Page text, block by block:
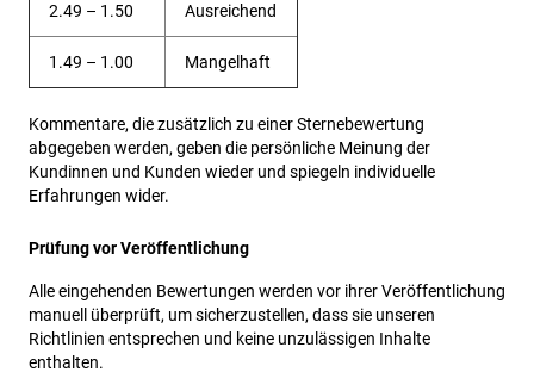
2.49 – 1.50 Ausreichend
1.49 – 1.00 Mangelhaft
Kommentare, die zusätzlich zu einer Sternebewertung
abgegeben werden, geben die persönliche Meinung der
Kundinnen und Kunden wieder und spiegeln individuelle
Erfahrungen wider.
Prüfung vor Veröffentlichung
Alle eingehenden Bewertungen werden vor ihrer Veröffentlichung
manuell überprüft, um sicherzustellen, dass sie unseren
Richtlinien entsprechen und keine unzulässigen Inhalte
enthalten.